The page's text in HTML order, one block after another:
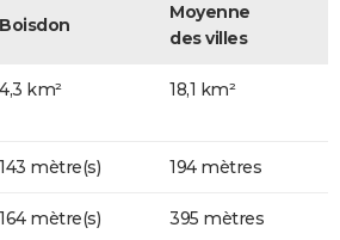
Boisdon
Moyenne
des villes
4,3 km² 18,1 km²
143 mètre(s) 194 mètres
164 mètre(s) 395 mètres